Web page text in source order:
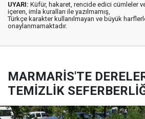
UYARI: Küfür, hakaret, rencide edici cümleler
içeren, imla kuralları ile yazılmamış,
Türkçe karakter kullanılmayan ve büyük
onaylanmamaktadır.
MARMARİS'TE
TEMİZLİK